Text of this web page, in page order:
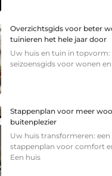
Overzichtsgids voor beter
tuinieren het hele jaar door
Uw huis en tuin in topvorm:
seizoensgids voor wonen
Stappenplan voor meer
buitenplezier
Uw huis transformeren:
stappenplan voor comfort
Een huis